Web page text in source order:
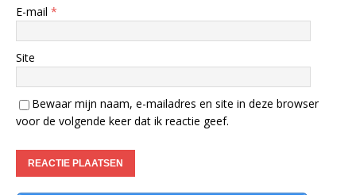
E-mail *
Site
Bewaar mijn naam, e-mailadres en site in deze browser
voor de volgende keer dat ik reactie geef.